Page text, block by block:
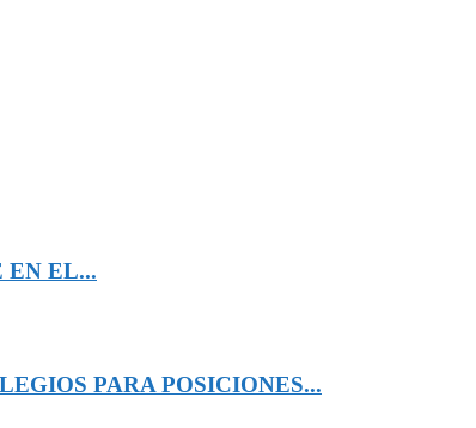
EN EL...
PARA POSICIONES...